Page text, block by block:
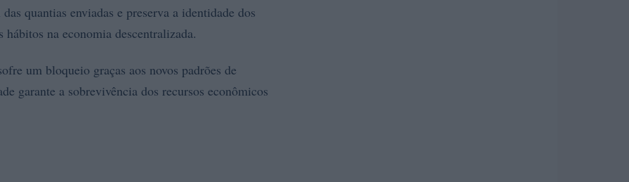
quantias enviadas e preserva a identidade dos
na economia descentralizada.
um bloqueio graças aos novos padrões de
garante a sobrevivência dos recursos econômicos